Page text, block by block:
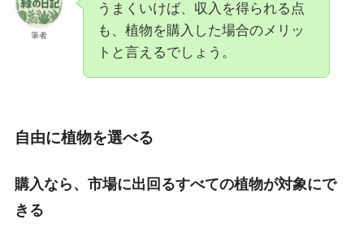
筆者
うまくいけば、収入を得られる点
も、植物を購入した場合のメリッ
トと言えるでしょう。
自由に植物を選べる
購入なら、市場に出回るすべての植物が対象にで
きる